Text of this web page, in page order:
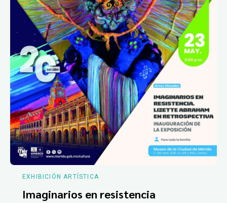
EXHIBICIÓN ARTÍSTICA
Imaginarios en resistencia